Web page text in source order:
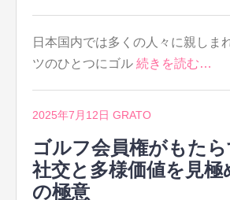
日本国内では多くの人々に親しま
ツのひとつにゴル 続きを読む…
2025年7月12日 GRATO
ゴルフ会員権がもたら
社交と多様価値を見極
の極意